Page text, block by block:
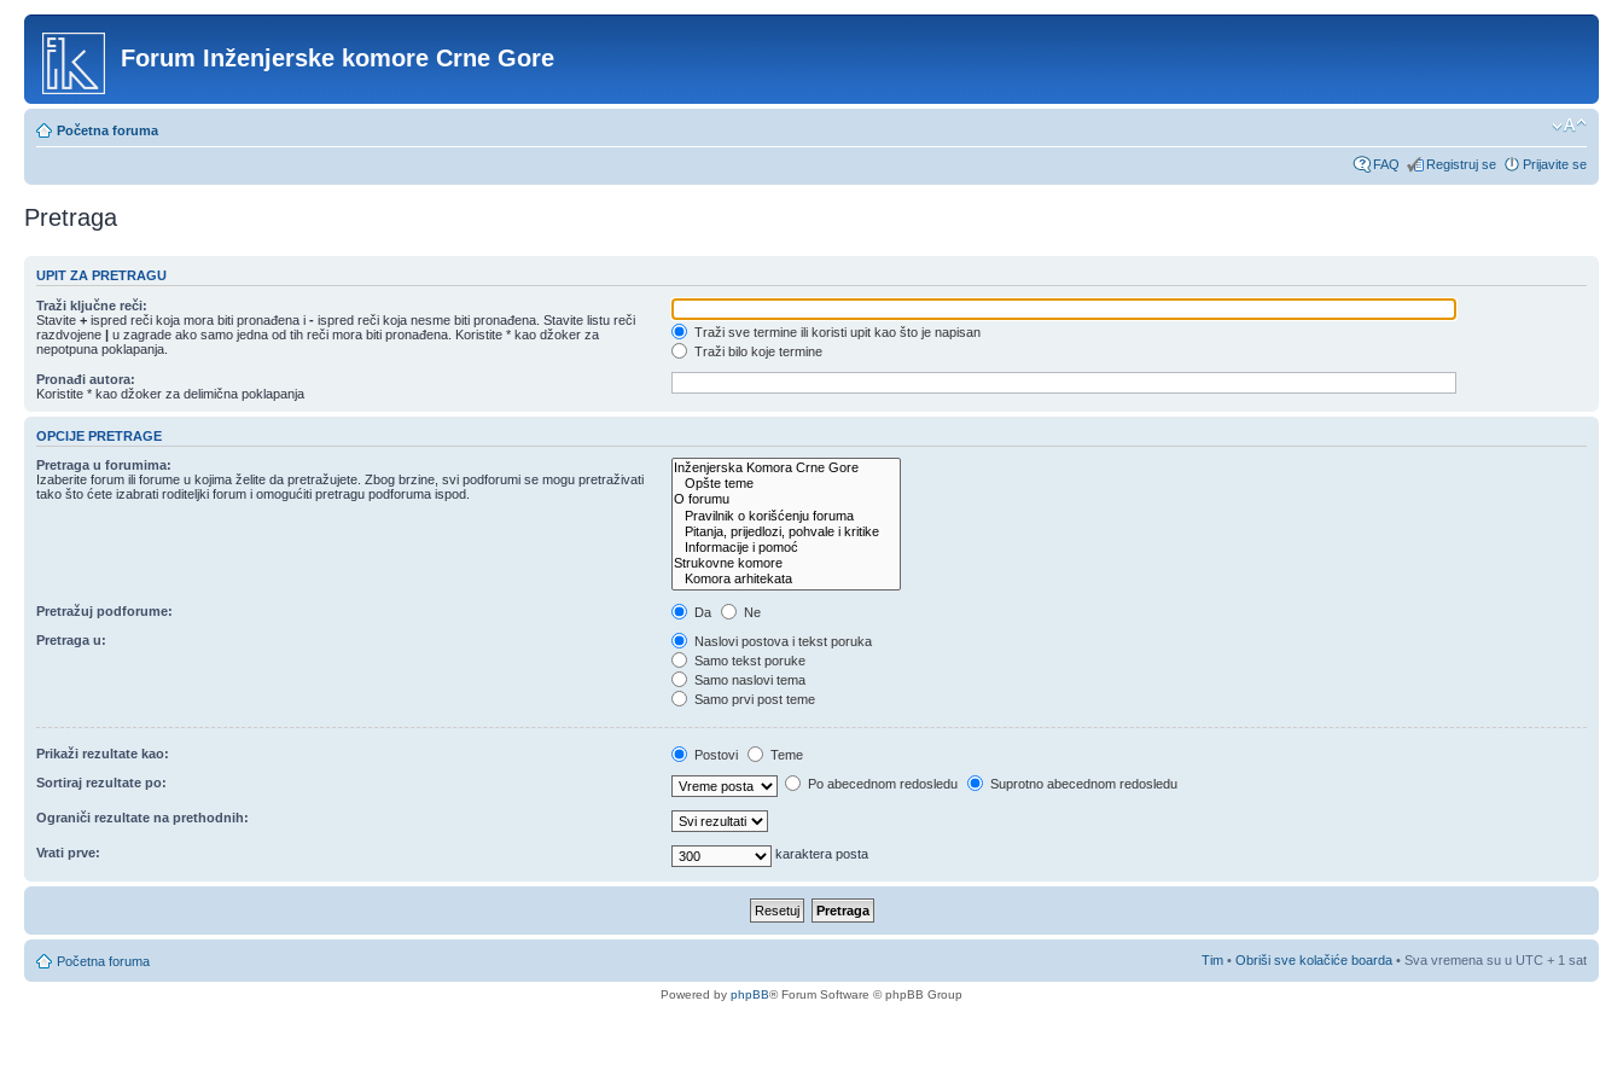
Forum Inženjerske komore Crne Gore
Početna foruma
FAQ Registruj se Prijavite se
Pretraga
UPIT ZA PRETRAGU
Traži ključne reči:
Stavite + ispred reči koja mora biti pronađena i - ispred reči koja nesme biti pronađena. Stavite listu reči
razdvojene | u zagrade ako samo jedna od tih reči mora biti pronađena. Koristite * kao džoker za
nepotpuna poklapanja.
Traži sve termine ili koristi upit kao što je napisan
Traži bilo koje termine
Pronađi autora:
Koristite * kao džoker za delimična poklapanja
OPCIJE PRETRAGE
Pretraga u forumima:
Izaberite forum ili forume u kojima želite da pretražujete. Zbog brzine, svi podforumi se mogu pretraživati
tako što ćete izabrati roditeljki forum i omogućiti pretragu podforuma ispod.
Pretražuj podforume: Da
Ne
Pretraga u:
Naslovi postova i tekst poruka
Samo tekst poruke
Samo naslovi tema
Samo prvi post teme
Prikaži rezultate kao: Postovi
Teme
Sortiraj rezultate po:
Po abecednom redosledu Suprotno abecednom redosledu
Ograniči rezultate na prethodnih:
Vrati prve: karaktera posta
Početna foruma Tim • Obriši sve kolačiće boarda • Sva vremena su u UTC + 1 sat
Powered by phpBB® Forum Software © phpBB Group